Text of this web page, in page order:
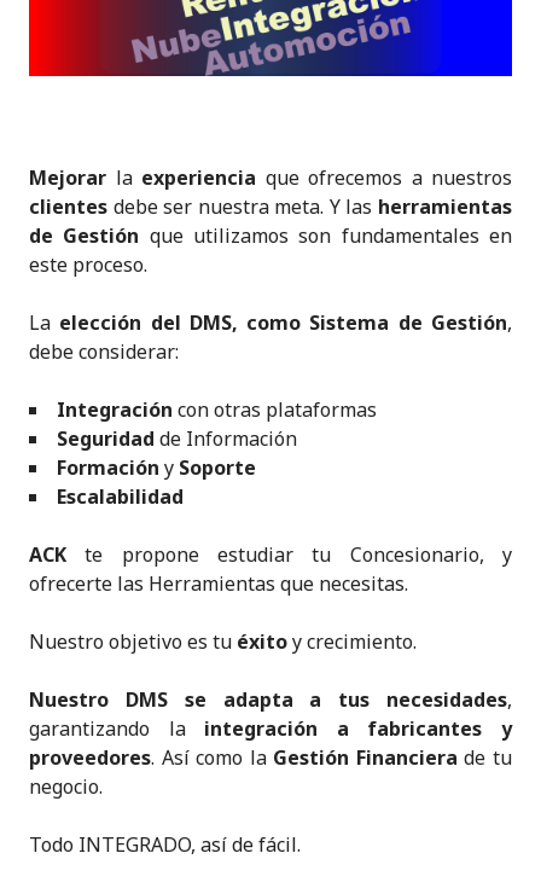
Mejorar la experiencia que ofrecemos a nuestros
clientes debe ser nuestra meta. Y las herramientas
de Gestión que utilizamos son fundamentales en
este proceso.
La elección del DMS, como Sistema de Gestión,
debe considerar:
Integración con otras plataformas
Seguridad de Información
Formación y Soporte
Escalabilidad
ACK te propone estudiar tu Concesionario, y
ofrecerte las Herramientas que necesitas.
Nuestro objetivo es tu éxitoy crecimiento.
Nuestro DMS se adapta a tus necesidades,
garantizando la integración a fabricantes y
proveedores. Así como la Gestión Financiera de tu
negocio.
Todo INTEGRADO, así de fácil.